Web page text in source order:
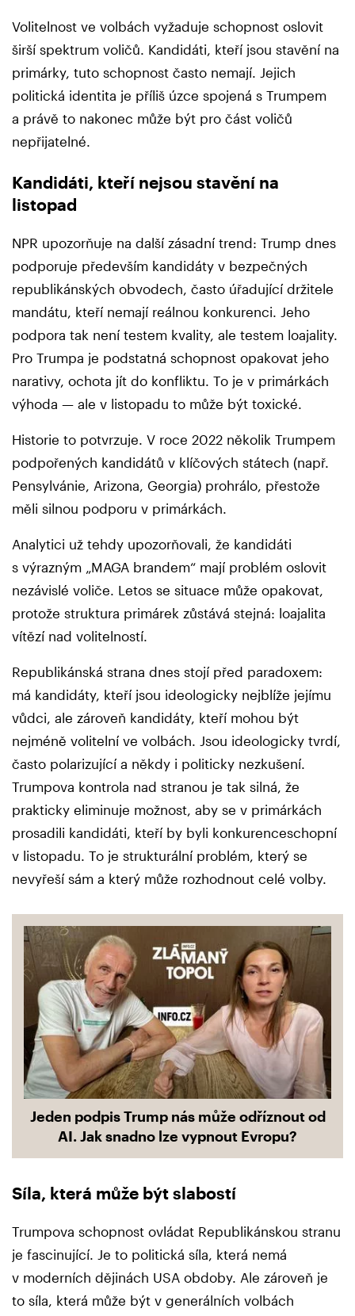
Volitelnost ve volbách vyžaduje schopnost oslovit
širší spektrum voličů. Kandidáti, kteří jsou stavění na
primárky, tuto schopnost často nemají. Jejich
politická identita je příliš úzce spojená s Trumpem
a právě to nakonec může být pro část voličů
nepřijatelné.
Kandidáti, kteří nejsou stavění na
listopad
NPR upozorňuje na další zásadní trend: Trump dnes
podporuje především kandidáty v bezpečných
republikánských obvodech, často úřadující držitele
mandátu, kteří nemají reálnou konkurenci. Jeho
podpora tak není testem kvality, ale testem loajality.
Pro Trumpa je podstatná schopnost opakovat jeho
narativy, ochota jít do konfliktu. To je v primárkách
výhoda — ale v listopadu to může být toxické.
Historie to potvrzuje. V roce 2022 několik Trumpem
podpořených kandidátů v klíčových státech (např.
Pensylvánie, Arizona, Georgia) prohrálo, přestože
měli silnou podporu v primárkách.
Analytici už tehdy upozorňovali, že kandidáti
s výrazným „MAGA brandem“ mají problém oslovit
nezávislé voliče. Letos se situace může opakovat,
protože struktura primárek zůstává stejná: loajalita
vítězí nad volitelností.
Republikánská strana dnes stojí před paradoxem:
má kandidáty, kteří jsou ideologicky nejblíže jejímu
vůdci, ale zároveň kandidáty, kteří mohou být
nejméně volitelní ve volbách. Jsou ideologicky tvrdí,
často polarizující a někdy i politicky nezkušení.
Trumpova kontrola nad stranou je tak silná, že
prakticky eliminuje možnost, aby se v primárkách
prosadili kandidáti, kteří by byli konkurenceschopní
v listopadu. To je strukturální problém, který se
nevyřeší sám a který může rozhodnout celé volby.
Jeden podpis Trump nás může odříznout od
AI. Jak snadno lze vypnout Evropu?
Síla, která může být slabostí
Trumpova schopnost ovládat Republikánskou stranu
je fascinující. Je to politická síla, která nemá
v moderních dějinách USA obdoby. Ale zároveň je
to síla, která může být v generálních volbách